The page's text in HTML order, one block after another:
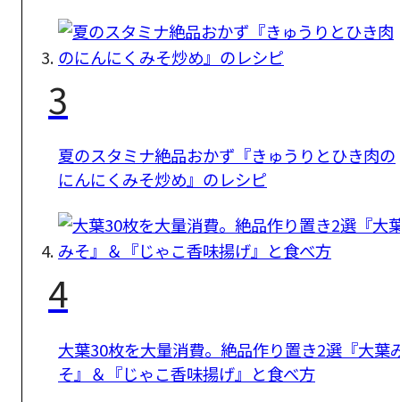
3
夏のスタミナ絶品おかず『きゅうりとひき肉の
にんにくみそ炒め』のレシピ
4
大葉30枚を大量消費。絶品作り置き2選『大葉
そ』＆『じゃこ香味揚げ』と食べ方